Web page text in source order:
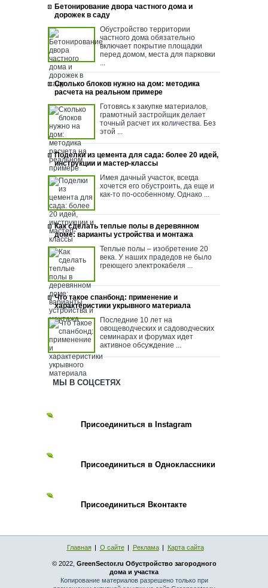
Бетонирование двора частного дома и
дорожек в саду
Обустройство территории
частного дома обязательно
включает покрытие площадки
перед домом, места для парковки
...
Сколько блоков нужно на дом: методика
расчета на реальном примере
Готовясь к закупке материалов,
грамотный застройщик делает
точный расчет их количества. Без
этой ...
Поделки из цемента для сада: более 20 идей,
инструкции и мастер-классы
Имея дачный участок, всегда
хочется его обустроить, да еще и
как-то по-особенному. Однако ...
Как сделать теплые полы в деревянном
доме: варианты устройства и монтажа
Теплые полы – изобретение 20
века. У наших прадедов не было
греющего электрокабеля ...
Что такое спанбонд: применение и
характеристики укрывного материала
Последние 10 лет на
овощеводческих и садоводческих
семинарах и форумах идет
активное обсуждение ...
МЫ В СОЦСЕТЯХ
Присоединиться в Instagram
Присоединиться в Одноклассники
Присоединиться Вконтакте
Главная О сайте Реклама Карта сайта
© 2022, GreenSector.ru Обустройство загородного
дома и участка
Копирование материалов разрешено только при